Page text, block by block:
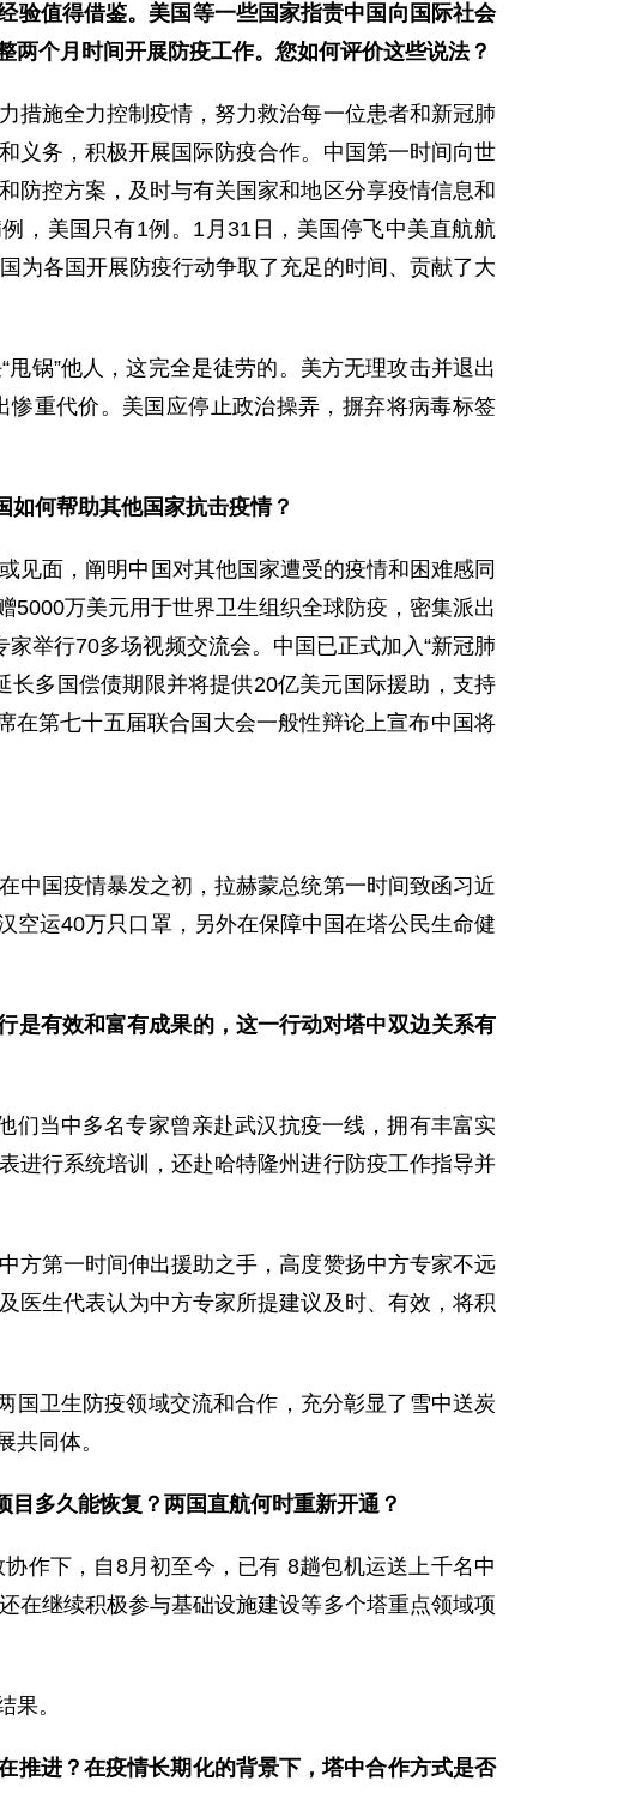
验值得借鉴。美国等一些国家指责中国向国际社会
个月时间开展防疫工作。您如何评价这些说法？
施全力控制疫情，努力救治每一位患者和新冠肺
义务，积极开展国际防疫合作。中国第一时间向世
防控方案，及时与有关国家和地区分享疫情信息和
，美国只有1例。1月31日，美国停飞中美直航航
为各国开展防疫行动争取了充足的时间、贡献了大
锅”他人，这完全是徒劳的。美方无理攻击并退出
重代价。美国应停止政治操弄，摒弃将病毒标签
何帮助其他国家抗击疫情？
面，阐明中国对其他国家遭受的疫情和困难感同
万美元用于世界卫生组织全球防疫，密集派出
举行70多场视频交流会。中国已正式加入“新冠肺
多国偿债期限并将提供20亿美元国际援助，支持
在第七十五届联合国大会一般性辩论上宣布中国将
国疫情暴发之初，拉赫蒙总统第一时间致函习近
空运40万只口罩，另外在保障中国在塔公民生命健
是有效和富有成果的，这一行动对塔中双边关系有
当中多名专家曾亲赴武汉抗疫一线，拥有丰富实
进行系统培训，还赴哈特隆州进行防疫工作指导并
第一时间伸出援助之手，高度赞扬中方专家不远
医生代表认为中方专家所提建议及时、有效，将积
卫生防疫领域交流和合作，充分彰显了雪中送炭
共同体。
多久能恢复？两国直航何时重新开通？
下，自8月初至今，已有 8趟包机运送上千名中
在继续积极参与基础设施建设等多个塔重点领域项
。
推进？在疫情长期化的背景下，塔中合作方式是否